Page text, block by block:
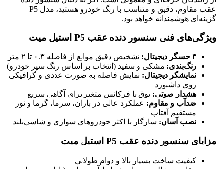
عقب مقاوم، دقیق و متناسب با رنگ خودرو هستید، مدل P5
گزینه‌ای هوشمندانه خواهد بود.
ویژگی‌های فنی سنسور دنده عقب P5 استیل میت
۴ حسگر دیجیتال:
تشخیص دقیق موانع از فاصله ۰.۳ تا ۲ متر
رنگ‌بندی: مشکی و سفید (انتخاب بر اساس رنگ سپر خودرو)
نمایشگر دیجیتال: نمایش فاصله به صورت عددی و گرافیکی
روی داشبورد
هشدار صوتی: بوق با فرکانس متغیر برای آگاهی سریع
ضدآب و مقاوم: عملکرد عالی در باران، سرما، گرما و نور
مستقیم آفتاب
نصب آسان: سازگار با اکثر خودروهای سواری و شاسی‌بلند
مزایای سنسور دنده عقب P5 استیل میت
کیفیت ساخت بسیار بالا و دوام طولانی